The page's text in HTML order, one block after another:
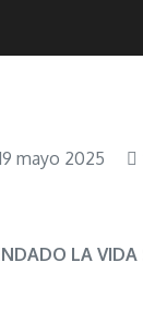
mayo 2025
LA